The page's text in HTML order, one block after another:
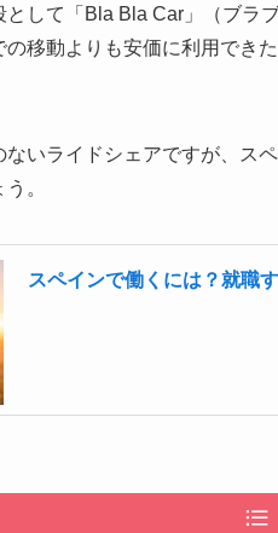
として「Bla Bla Car」（ブラ
移動よりも安価に利用でき
ないライドシェアですが、ス
。
スペインで働くには？就職